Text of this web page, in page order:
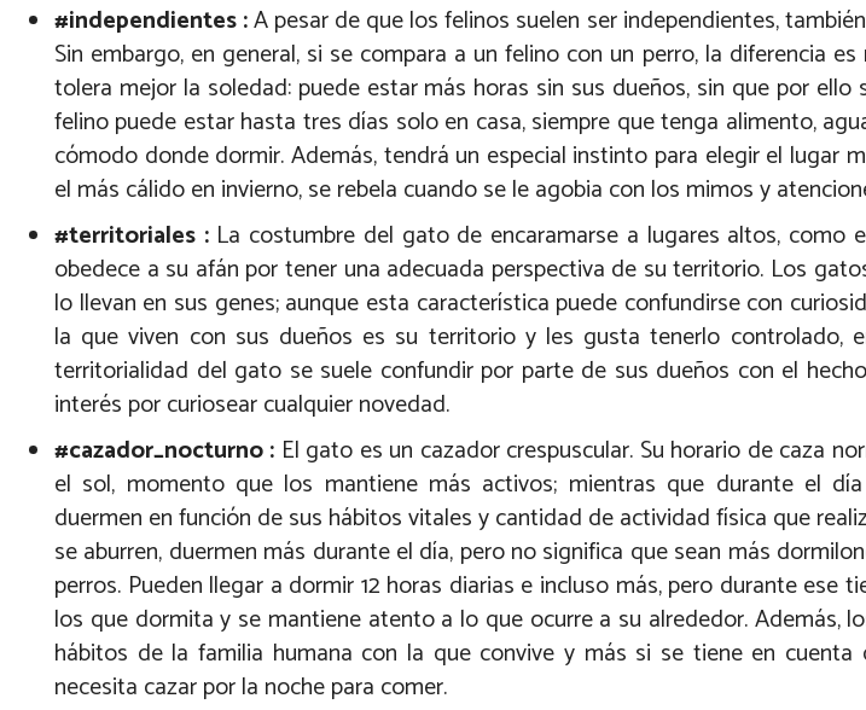
#independientes :A pesar de que los felinos suelen ser independientes,
Sin embargo, en general, si se compara a un felino con un perro, la diferencia
tolera mejor la soledad: puede estar más horas sin sus dueños, sin que por ello
felino puede estar hasta tres días solo en casa, siempre que tenga alimento,
cómodo donde dormir. Además, tendrá un especial instinto para elegir el lugar
el más cálido en invierno, se rebela cuando se le agobia con los mimos y
#territoriales : La costumbre del gato de encaramarse a lugares altos, como
obedece a su afán por tener una adecuada perspectiva de su territorio. Los
lo llevan en sus genes; aunque esta característica puede confundirse con
la que viven con sus dueños es su territorio y les gusta tenerlo controlado,
territorialidad del gato se suele confundir por parte de sus dueños con el
interés por curiosear cualquier novedad.
#cazador_nocturno : El gato es un cazador crespuscular. Su horario de caza
el sol, momento que los mantiene más activos; mientras que durante el
duermen en función de sus hábitos vitales y cantidad de actividad física que
se aburren, duermen más durante el día, pero no significa que sean más
perros. Pueden llegar a dormir 12 horas diarias e incluso más, pero durante ese
los que dormita y se mantiene atento a lo que ocurre a su alrededor. Además,
hábitos de la familia humana con la que convive y más si se tiene en
necesita cazar por la noche para comer.